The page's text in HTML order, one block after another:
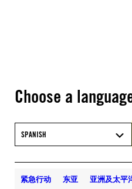
Choose a
SPANISH
紧急行动 东亚 亚洲及太平